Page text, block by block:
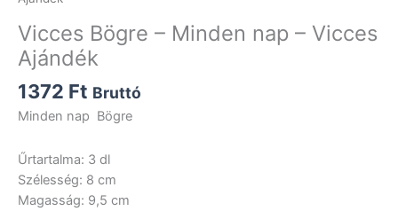
Vicces Bögre – Minden nap – Vicces
Ajándék
1372 Ft Bruttó
Minden nap Bögre
Űrtartalma: 3 dl
Szélesség: 8 cm
Magasság: 9,5 cm